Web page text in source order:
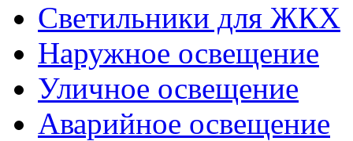
Светильники для ЖКХ
Наружное освещение
Уличное освещение
Аварийное освещение